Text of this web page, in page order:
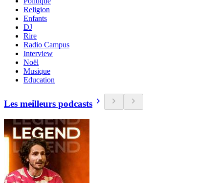
Religion
Enfants
DJ
Rire
Radio Campus
Interview
Noël
Musique
Education
Les meilleurs podcasts